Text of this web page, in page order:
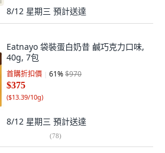
8/12 星期三 預計送達
Eatnayo 袋裝蛋白奶昔 鹹巧克力口味,
40g, 7包
首購折扣價 61%$970
$375
($13.39/10g)
8/12 星期三 預計送達
(78)